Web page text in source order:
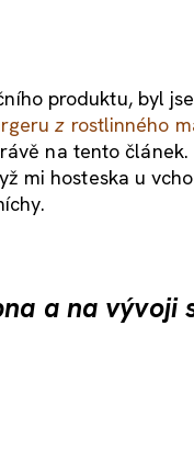
produktu, byl
z rostlinného
na tento článek.
mi hosteska u
a na vývoji